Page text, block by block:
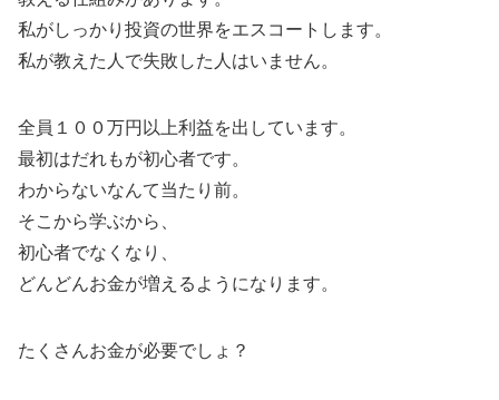
私がしっかり投資の世界をエスコートします。
私が教えた人で失敗した人はいません。
全員１００万円以上利益を出しています。
最初はだれもが初心者です。
わからないなんて当たり前。
そこから学ぶから、
初心者でなくなり、
どんどんお金が増えるようになります。
たくさんお金が必要でしょ？